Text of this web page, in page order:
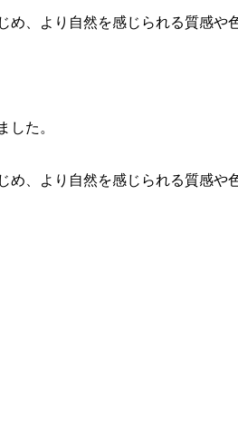
、より自然を感じられる質感や
した。
、より自然を感じられる質感や